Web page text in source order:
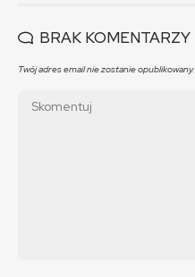
BRAK KOMENTARZY
Twój adres email nie zostanie opublikowany.